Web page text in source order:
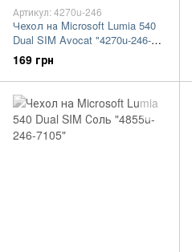
Артикул: 4270u-246
Чехол на Microsoft Lumia 540
Dual SIM Avocat "4270u-246-
7105"
169 грн